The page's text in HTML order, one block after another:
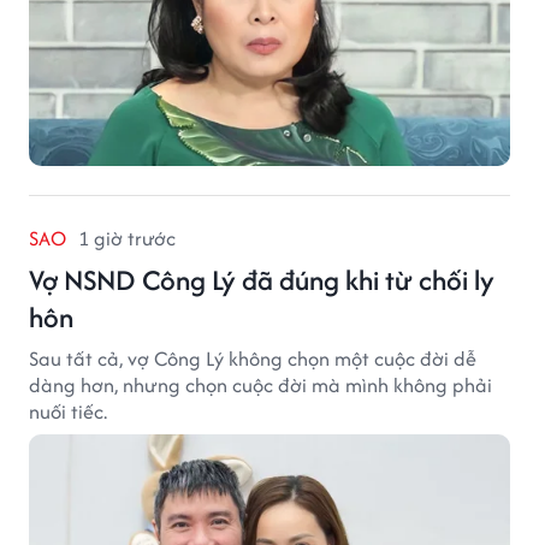
SAO 1 giờ trước
Vợ NSND Công Lý đã đúng khi từ chối ly
hôn
Sau tất cả, vợ Công Lý không chọn một cuộc đời dễ
dàng hơn, nhưng chọn cuộc đời mà mình không phải
nuối tiếc.